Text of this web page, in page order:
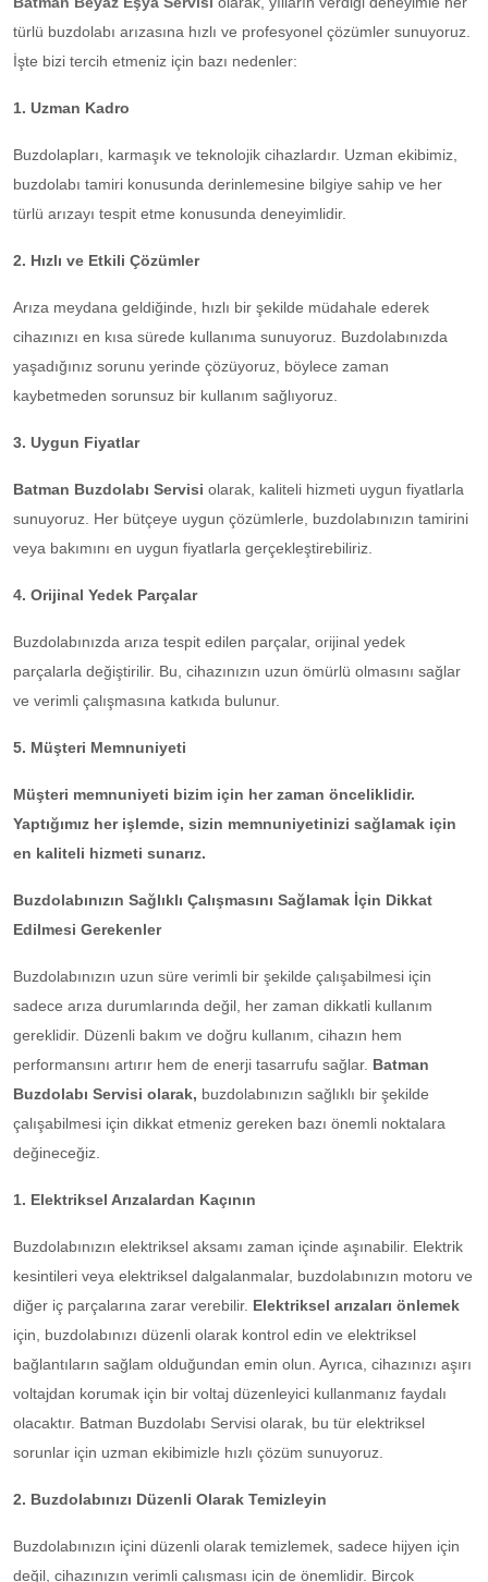
türlü buzdolabı arızasına hızlı ve profesyonel çözümler sunuyoruz.
İşte bizi tercih etmeniz için bazı nedenler:
1. Uzman Kadro
Buzdolapları, karmaşık ve teknolojik cihazlardır. Uzman ekibimiz,
buzdolabı tamiri konusunda derinlemesine bilgiye sahip ve her
türlü arızayı tespit etme konusunda deneyimlidir.
2. Hızlı ve Etkili Çözümler
Arıza meydana geldiğinde, hızlı bir şekilde müdahale ederek
cihazınızı en kısa sürede kullanıma sunuyoruz. Buzdolabınızda
yaşadığınız sorunu yerinde çözüyoruz, böylece zaman
kaybetmeden sorunsuz bir kullanım sağlıyoruz.
3. Uygun Fiyatlar
Batman Buzdolabı Servisi olarak, kaliteli hizmeti uygun fiyatlarla
sunuyoruz. Her bütçeye uygun çözümlerle, buzdolabınızın tamirini
veya bakımını en uygun fiyatlarla gerçekleştirebiliriz.
4. Orijinal Yedek Parçalar
Buzdolabınızda arıza tespit edilen parçalar, orijinal yedek
parçalarla değiştirilir. Bu, cihazınızın uzun ömürlü olmasını sağlar
ve verimli çalışmasına katkıda bulunur.
5. Müşteri Memnuniyeti
Müşteri memnuniyeti bizim için her zaman önceliklidir.
Yaptığımız her işlemde, sizin memnuniyetinizi sağlamak için
en kaliteli hizmeti sunarız.
Buzdolabınızın Sağlıklı Çalışmasını Sağlamak İçin Dikkat
Edilmesi Gerekenler
Buzdolabınızın uzun süre verimli bir şekilde çalışabilmesi için
sadece arıza durumlarında değil, her zaman dikkatli kullanım
gereklidir. Düzenli bakım ve doğru kullanım, cihazın hem
performansını artırır hem de enerji tasarrufu sağlar. Batman
Buzdolabı Servisi olarak, buzdolabınızın sağlıklı bir şekilde
çalışabilmesi için dikkat etmeniz gereken bazı önemli noktalara
değineceğiz.
1. Elektriksel Arızalardan Kaçının
Buzdolabınızın elektriksel aksamı zaman içinde aşınabilir. Elektrik
kesintileri veya elektriksel dalgalanmalar, buzdolabınızın motoru ve
diğer iç parçalarına zarar verebilir. Elektriksel arızaları önlemek
için, buzdolabınızı düzenli olarak kontrol edin ve elektriksel
bağlantıların sağlam olduğundan emin olun. Ayrıca, cihazınızı aşırı
voltajdan korumak için bir voltaj düzenleyici kullanmanız faydalı
olacaktır. Batman Buzdolabı Servisi olarak, bu tür elektriksel
sorunlar için uzman ekibimizle hızlı çözüm sunuyoruz.
2. Buzdolabınızı Düzenli Olarak Temizleyin
Buzdolabınızın içini düzenli olarak temizlemek, sadece hijyen için
değil, cihazınızın verimli çalışması için de önemlidir. Birçok